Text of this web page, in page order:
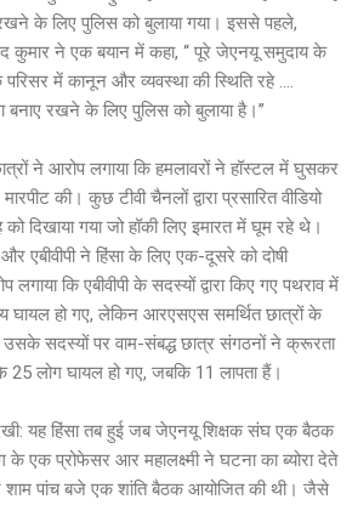
के लिए पुलिस को बुलाया गया। इससे पहले,
कुमार ने एक बयान में कहा, ‘‘ पूरे जेएनयू समुदाय के
में कानून और व्यवस्था की स्थिति रहे ….
रखने के लिए पुलिस को बुलाया है।’’
ने आरोप लगाया कि हमलावरों ने हॉस्टल में घुसकर
की। कुछ टीवी चैनलों द्वारा प्रसारित वीडियो
दिखाया गया जो हॉकी लिए इमारत में घूम रहे थे।
एबीवीपी ने हिंसा के लिए एक-दूसरे को दोषी
कि एबीवीपी के सदस्यों द्वारा किए गए पथराव में
हो गए, लेकिन आरएसएस समर्थित छात्रों के
सदस्यों पर वाम-संबद्ध छात्र संगठनों ने क्रूरता
लोग घायल हो गए, जबकि 11 लापता हैं।
यह हिंसा तब हुई जब जेएनयू शिक्षक संघ एक बैठक
के एक प्रोफेसर आर महालक्ष्मी ने घटना का ब्योरा देते
शाम पांच बजे एक शांति बैठक आयोजित की थी। जैसे